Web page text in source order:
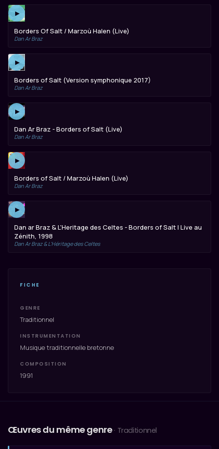
▶
Borders Of Salt / Marzoù Halen (Live)
Dan Ar Braz
▶
Borders of Salt (Version symphonique 2017)
Dan Ar Braz
▶
Dan Ar Braz - Borders of Salt (Live)
Dan Ar Braz
▶
Borders of Salt / Marzoù Halen (Live)
Dan Ar Braz
▶
Dan ar Braz & L'Heritage des Celtes - Borders of Salt | Live au
Zénith, 1998
Dan Ar Braz & L'Héritage des Celtes
FICHE
GENRE
Traditionnel
INSTRUMENTATION
Musique traditionnelle bretonne
COMPOSITION
1991
Œuvres du même genre · Traditionnel